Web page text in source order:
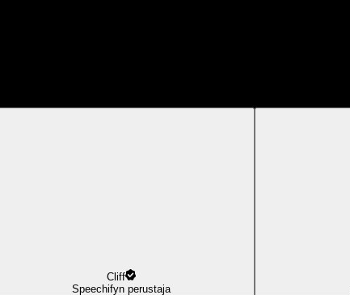
Cliff
Speechifyn perustaja